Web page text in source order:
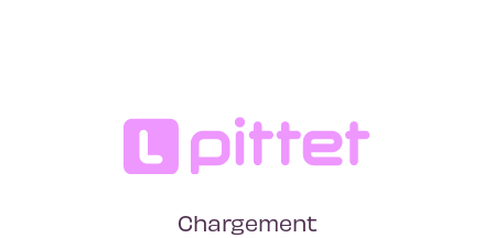
Chargement